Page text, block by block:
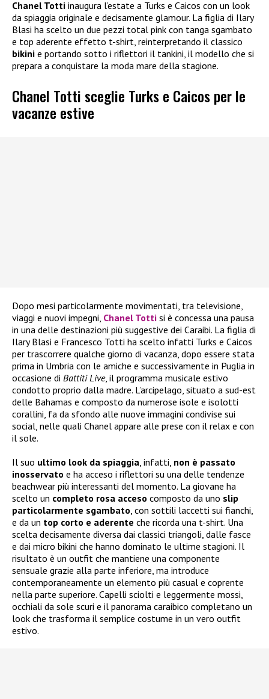
Chanel Totti inaugura l’estate a Turks e Caicos con un look
da spiaggia originale e decisamente glamour. La figlia di Ilary
Blasi ha scelto un due pezzi total pink con tanga sgambato
e top aderente effetto t-shirt, reinterpretando il classico
bikini e portando sotto i riflettori il tankini, il modello che si
prepara a conquistare la moda mare della stagione.
Chanel Totti sceglie Turks e Caicos per le
vacanze estive
Dopo mesi particolarmente movimentati, tra televisione,
viaggi e nuovi impegni, Chanel Totti si è concessa una pausa
in una delle destinazioni più suggestive dei Caraibi. La figlia di
Ilary Blasi e Francesco Totti ha scelto infatti Turks e Caicos
per trascorrere qualche giorno di vacanza, dopo essere stata
prima in Umbria con le amiche e successivamente in Puglia in
occasione di Battiti Live, il programma musicale estivo
condotto proprio dalla madre. L’arcipelago, situato a sud-est
delle Bahamas e composto da numerose isole e isolotti
corallini, fa da sfondo alle nuove immagini condivise sui
social, nelle quali Chanel appare alle prese con il relax e con
il sole.
Il suo ultimo look da spiaggia , infatti, non è passato
inosservato e ha acceso i riflettori su una delle tendenze
beachwear più interessanti del momento. La giovane ha
scelto un completo rosa acceso composto da uno slip
particolarmente sgambato , con sottili laccetti sui fianchi,
e da un top corto e aderente che ricorda una t-shirt. Una
scelta decisamente diversa dai classici triangoli, dalle fasce
e dai micro bikini che hanno dominato le ultime stagioni. Il
risultato è un outfit che mantiene una componente
sensuale grazie alla parte inferiore, ma introduce
contemporaneamente un elemento più casual e coprente
nella parte superiore. Capelli sciolti e leggermente mossi,
occhiali da sole scuri e il panorama caraibico completano un
look che trasforma il semplice costume in un vero outfit
estivo.